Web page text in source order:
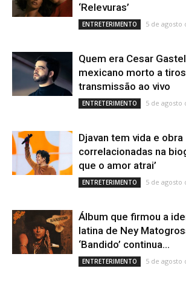
‘Relevuras’
ENTRETERIMENTO 5 de agosto
Quem era Cesar
mexicano morto a
transmissão ao vivo
ENTRETERIMENTO 5 de agosto
Djavan tem vida e obra
correlacionadas na
que o amor atrai’
ENTRETERIMENTO 5 de agosto
Álbum que firmou a
latina de Ney
‘Bandido’ continua...
ENTRETERIMENTO 5 de agosto